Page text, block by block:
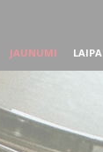
JAUNUMI LAIPA